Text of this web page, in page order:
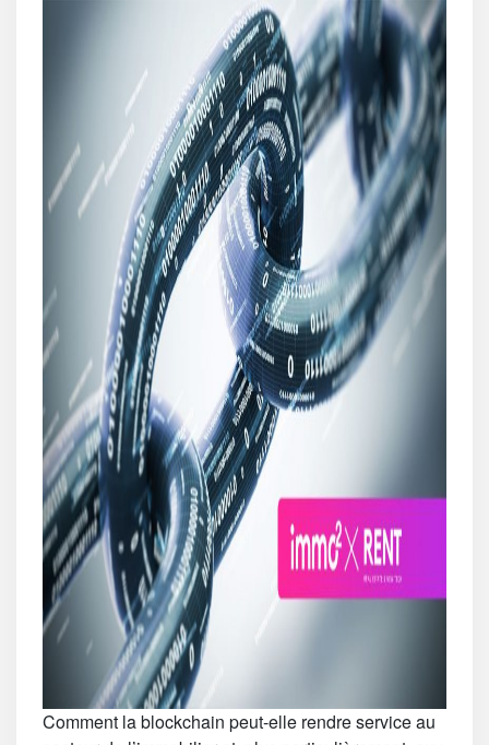
Comment la blockchain peut-elle rendre service au